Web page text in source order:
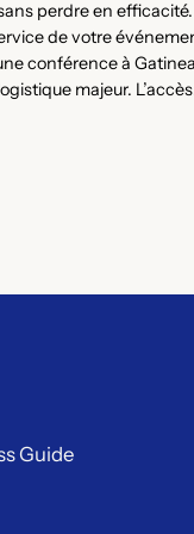
perdre en efficacité.
de votre
conférence à
majeur.
Guide